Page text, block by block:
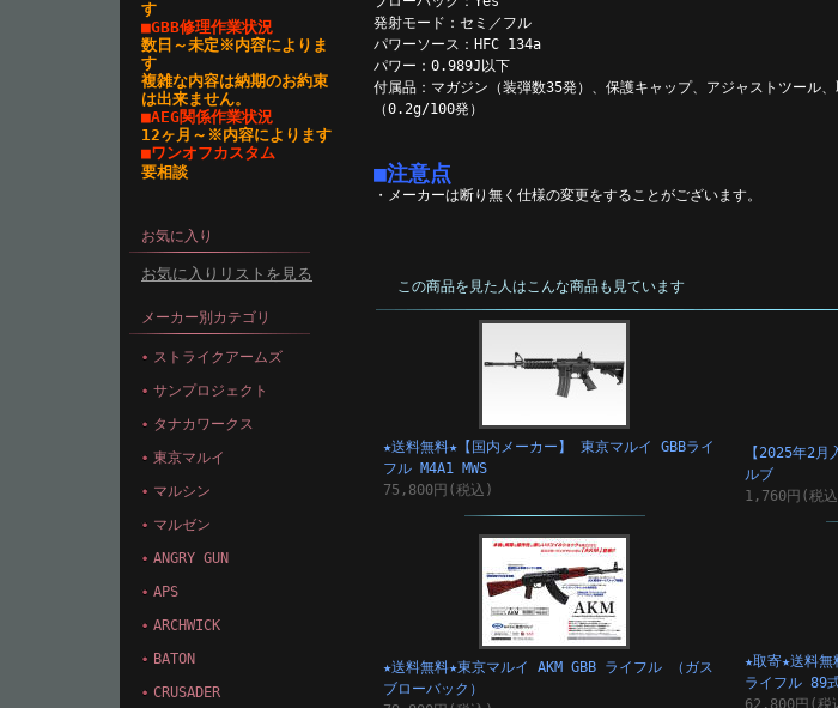
す
■GBB修理作業状況
数日～未定※内容によりま
す
複雑な内容は納期のお約束
は出来ません。
■AEG関係作業状況
12ヶ月～※内容によります
■ワンオフカスタム
要相談
お気に入り
お気に入りリストを見る
メーカー別カテゴリ
ストライクアームズ
サンプロジェクト
タナカワークス
東京マルイ
マルシン
マルゼン
ANGRY GUN
APS
ARCHWICK
BATON
CRUSADER
発射モード：セミ／フル
パワーソース：HFC 134a
パワー：0.989J以下
付属品：マガジン（装弾数35発）、保護キャップ、アジャストツール
（0.2g/100発）
■注意点
・メーカーは断り無く仕様の変更をすることがございます。
この商品を見た人はこんな商品も見ています
★送料無料★【国内メーカー】 東京マルイ GBBライ
フル M4A1 MWS
75,800円(税込)
【2025年2
ルブ
1,760円(税
★送料無料★東京マルイ AKM GBB ライフル （ガス
ブローバック）
★取寄★送料
ライフル 89
62,800円(税